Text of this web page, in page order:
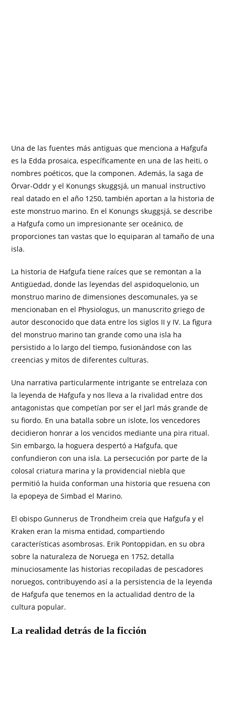
Una de las fuentes más antiguas que menciona a Hafgufa
es la Edda prosaica, específicamente en una de las heiti, o
nombres poéticos, que la componen. Además, la saga de
Örvar-Oddr y el Konungs skuggsjá, un manual instructivo
real datado en el año 1250, también aportan a la historia de
este monstruo marino. En el Konungs skuggsjá, se describe
a Hafgufa como un impresionante ser oceánico, de
proporciones tan vastas que lo equiparan al tamaño de una
isla.
La historia de Hafgufa tiene raíces que se remontan a la
Antigüedad, donde las leyendas del aspidoquelonio, un
monstruo marino de dimensiones descomunales, ya se
mencionaban en el Physiologus, un manuscrito griego de
autor desconocido que data entre los siglos II y IV. La figura
del monstruo marino tan grande como una isla ha
persistido a lo largo del tiempo, fusionándose con las
creencias y mitos de diferentes culturas.
Una narrativa particularmente intrigante se entrelaza con
la leyenda de Hafgufa y nos lleva a la rivalidad entre dos
antagonistas que competían por ser el Jarl más grande de
su fiordo. En una batalla sobre un islote, los vencedores
decidieron honrar a los vencidos mediante una pira ritual.
Sin embargo, la hoguera despertó a Hafgufa, que
confundieron con una isla. La persecución por parte de la
colosal criatura marina y la providencial niebla que
permitió la huida conforman una historia que resuena con
la epopeya de Simbad el Marino.
El obispo Gunnerus de Trondheim creía que Hafgufa y el
Kraken eran la misma entidad, compartiendo
características asombrosas. Erik Pontoppidan, en su obra
sobre la naturaleza de Noruega en 1752, detalla
minuciosamente las historias recopiladas de pescadores
noruegos, contribuyendo así a la persistencia de la leyenda
de Hafgufa que tenemos en la actualidad dentro de la
cultura popular.
La realidad detrás de la ficción